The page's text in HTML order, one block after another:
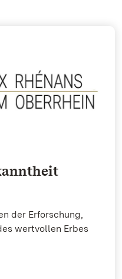
der Erforschung,
wertvollen Erbes